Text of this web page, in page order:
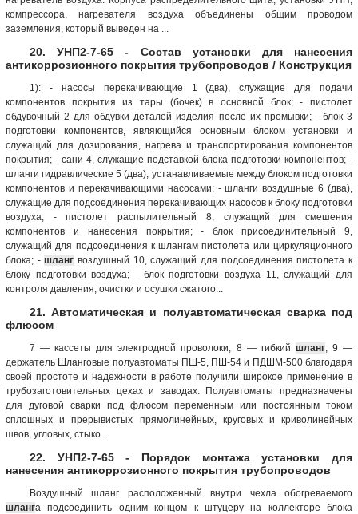
компрессора, нагревателя воздуха объединены общим проводом
заземления, который выведен на ...
20. УНП2-7-65 - Состав установки для нанесения
антикоррозионного покрытия трубопроводов / Конструкция
1): - насосы перекачивающие 1 (два), служащие для подачи
компонентов покрытия из тары (бочек) в основной блок; - пистолет
обдувочный 2 для обдувки деталей изделия после их промывки; - блок 3
подготовки компонентов, являющийся основным блоком установки и
служащий для дозирования, нагрева и транспортирования компонентов
покрытия; - сани 4, служащие подставкой блока подготовки компонентов; -
шланги гидравлические 5 (два), устанавливаемые между блоком подготовки
компонентов и перекачивающими насосами; - шланги воздушные 6 (два),
служащие для подсоединения перекачивающих насосов к блоку подготовки
воздуха; - пистолет распылительный 8, служащий для смешения
компонентов и нанесения покрытия; - блок присоединительный 9,
служащий для подсоединения к шлангам пистолета или циркуляционного
блока; -шланг воздушный 10, служащий для подсоединения пистолета к
блоку подготовки воздуха; - блок подготовки воздуха 11, служащий для
контроля давления, очистки и осушки сжатого...
21. Автоматическая и полуавтоматическая сварка под
флюсом
7 — кассеты для электродной проволоки, 8 — гибкий шланг, 9 —
держатель Шланговые полуавтоматы ПШ-5, ПШ-54 и ПДШМ-500 благодаря
своей простоте и надежности в работе получили широкое применение в
трубозаготовительных цехах и заводах. Полуавтоматы предназначены
для дуговой сварки под флюсом переменным или постоянным током
сплошных и прерывистых прямолинейных, круговых и криволинейных
швов, угловых, стыко...
22. УНП2-7-65 - Порядок монтажа установки для
нанесения антикоррозионного покрытия трубопроводов
Воздушный шланг расположенный внутри чехла обогреваемого
шланга подсоединить одним концом к штуцеру на коллекторе блока